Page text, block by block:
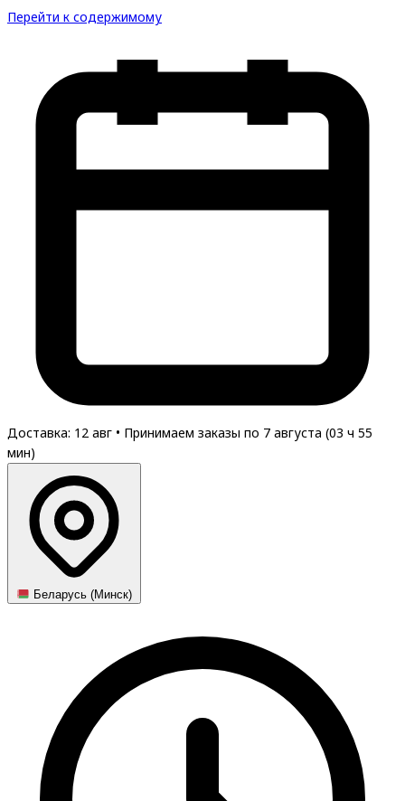
Перейти к содержимому
Доставка: 12 авг • Принимаем заказы по 7 августа (03 ч 55
мин)
Беларусь (Минск)